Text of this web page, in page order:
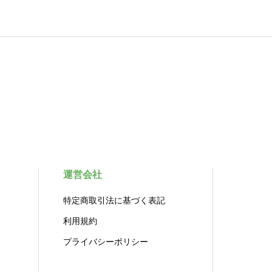
運営会社
特定商取引法に基づく表記
利用規約
プライバシーポリシー